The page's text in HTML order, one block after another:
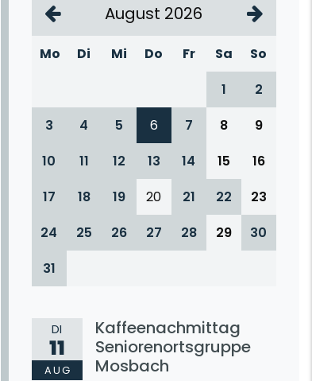
August 2026
Mo Di Mi Do Fr Sa
So
1
2
3
4 5 6 7 8
9
10
11 12 13 14 15
16
17
18 19 20 21 22
23
24
25 26 27 28 29
30
31
DI
11
AUG
Kaffeenachmittag
Seniorenortsgruppe
Mosbach